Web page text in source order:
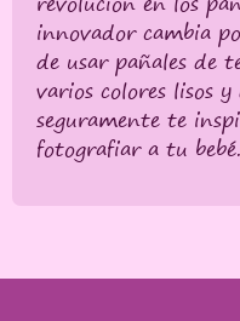
innovador cambia
de usar pañales de
varios colores lisos
seguramente te
fotografiar a tu bebé.